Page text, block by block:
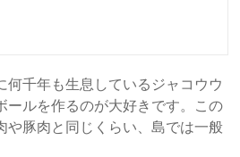
何千年も生息しているジャコウウ
ールを作るのが大好きです。この
や豚肉と同じくらい、島では一般